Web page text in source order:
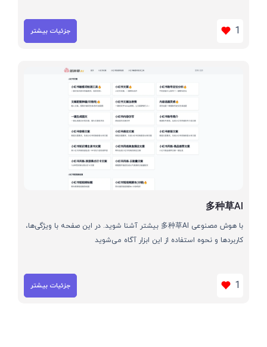
1 جزئیات بیشتر
多种草AI
با هوش مصنوعی 多种草AI بیشتر آشنا شوید. در این صفحه با ویژگی‌ها،
کاربردها و نحوه استفاده از این ابزار آگاه می‌شوید
1 جزئیات بیشتر